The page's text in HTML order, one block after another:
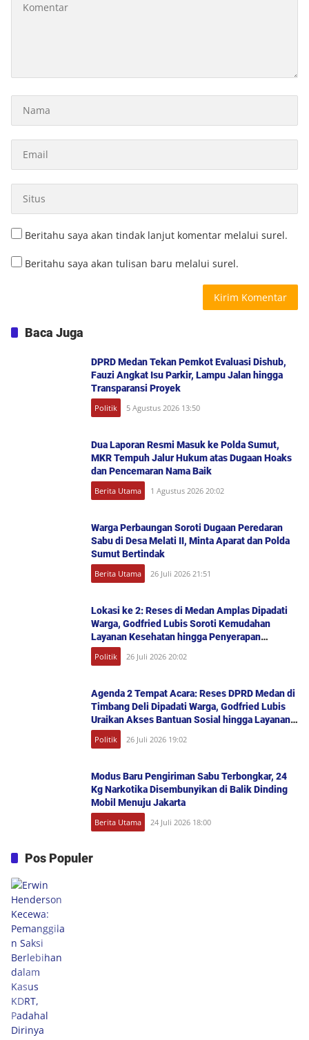
Beritahu saya akan tindak lanjut komentar melalui surel.
Beritahu saya akan tulisan baru melalui surel.
Baca Juga
DPRD Medan Tekan Pemkot Evaluasi Dishub,
Fauzi Angkat Isu Parkir, Lampu Jalan hingga
Transparansi Proyek
Politik 5 Agustus 2026 13:50
Dua Laporan Resmi Masuk ke Polda Sumut,
MKR Tempuh Jalur Hukum atas Dugaan Hoaks
dan Pencemaran Nama Baik
Berita Utama 1 Agustus 2026 20:02
Warga Perbaungan Soroti Dugaan Peredaran
Sabu di Desa Melati II, Minta Aparat dan Polda
Sumut Bertindak
Berita Utama 26 Juli 2026 21:51
Lokasi ke 2: Reses di Medan Amplas Dipadati
Warga, Godfried Lubis Soroti Kemudahan
Layanan Kesehatan hingga Penyerapan
Aspirasi Publik
Politik 26 Juli 2026 20:02
Agenda 2 Tempat Acara: Reses DPRD Medan di
Timbang Deli Dipadati Warga, Godfried Lubis
Uraikan Akses Bantuan Sosial hingga Layanan
UHC
Politik 26 Juli 2026 19:02
Modus Baru Pengiriman Sabu Terbongkar, 24
Kg Narkotika Disembunyikan di Balik Dinding
Mobil Menuju Jakarta
Berita Utama 24 Juli 2026 18:00
Pos Populer